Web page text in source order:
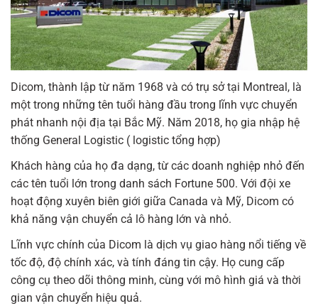
Dicom, thành lập từ năm 1968 và có trụ sở tại Montreal, là
một trong những tên tuổi hàng đầu trong lĩnh vực chuyển
phát nhanh nội địa tại Bắc Mỹ. Năm 2018, họ gia nhập hệ
thống General Logistic ( logistic tổng hợp)
Khách hàng của họ đa dạng, từ các doanh nghiệp nhỏ đến
các tên tuổi lớn trong danh sách Fortune 500. Với đội xe
hoạt động xuyên biên giới giữa Canada và Mỹ, Dicom có
khả năng vận chuyển cả lô hàng lớn và nhỏ.
Lĩnh vực chính của Dicom là dịch vụ giao hàng nổi tiếng về
tốc độ, độ chính xác, và tính đáng tin cậy. Họ cung cấp
công cụ theo dõi thông minh, cùng với mô hình giá và thời
gian vận chuyển hiệu quả.